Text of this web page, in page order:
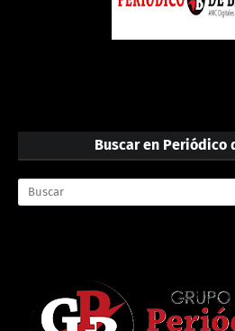
Buscar en Periódico